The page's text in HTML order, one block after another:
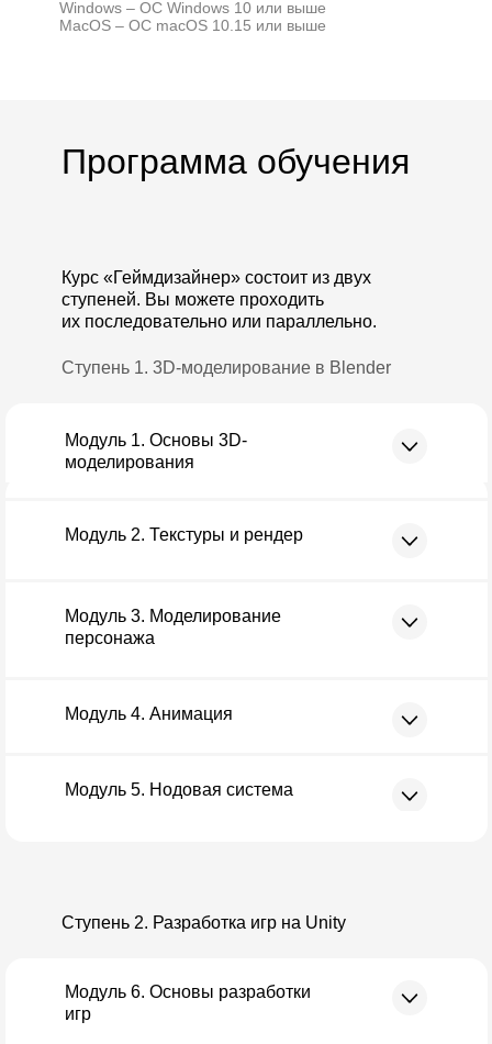
Windows – ОС Windows 10 или выше
MacOS – ОС macOS 10.15 или выше
Программа обучения
Ступень 1. 3D-моделирование в Blender
Курс «Геймдизайнер» состоит из двух
ступеней. Вы можете проходить
их последовательно или параллельно.
Модуль 1. Основы 3D-
моделирования
Модуль 2. Текстуры и рендер
Модуль 3. Моделирование
персонажа
Модуль 4. Анимация
Модуль 5. Нодовая система
Ступень 2. Разработка игр на Unity
Модуль 6. Основы разработки
игр